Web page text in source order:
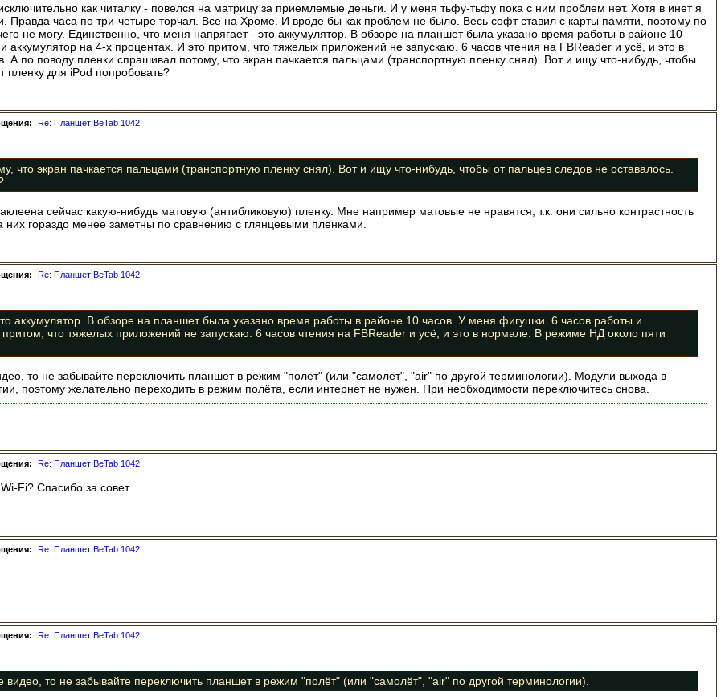
как читалку - повелся на матрицу за приемлемые деньги. И у меня тьфу-тьфу пока с ним проблем нет. Хотя в инет я
Правда часа по три-четыре торчал. Все на Хроме. И вроде бы как проблем не было. Весь софт ставил с карты памяти, поэтому по
не могу. Единственно, что меня напрягает - это аккумулятор. В обзоре на планшет была указано время работы в районе 10
на 4-х процентах. И это притом, что тяжелых приложений не запускаю. 6 часов чтения на FBReader и усё, и это в
по поводу пленки спрашивал потому, что экран пачкается пальцами (транспортную пленку снял). Вот и ищу что-нибудь, чтобы
пленку для iPod попробовать?
Re: Планшет BeTab 1042
что экран пачкается пальцами (транспортную пленку снял). Вот и ищу что-нибудь, чтобы от пальцев следов не оставалось.
сейчас какую-нибудь матовую (антибликовую) пленку. Мне например матовые не нравятся, т.к. они сильно контрастность
гораздо менее заметны по сравнению с глянцевыми пленками.
Re: Планшет BeTab 1042
аккумулятор. В обзоре на планшет была указано время работы в районе 10 часов. У меня фигушки. 6 часов работы и
что тяжелых приложений не запускаю. 6 часов чтения на FBReader и усё, и это в нормале. В режиме НД около пяти
то не забывайте переключить планшет в режим "полёт" (или "самолёт", "air" по другой терминологии). Модули выхода в
поэтому желательно переходить в режим полёта, если интернет не нужен. При необходимости переключитесь снова.
Re: Планшет BeTab 1042
Fi? Спасибо за совет
Re: Планшет BeTab 1042
Re: Планшет BeTab 1042
видео, то не забывайте переключить планшет в режим "полёт" (или "самолёт", "air" по другой терминологии).